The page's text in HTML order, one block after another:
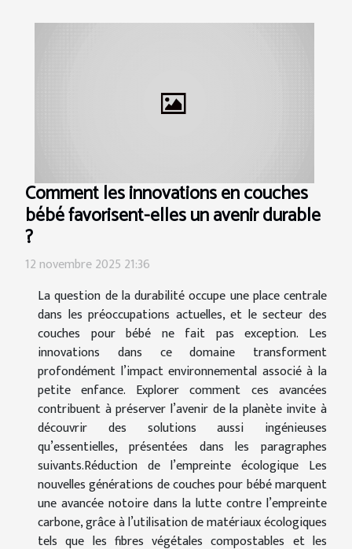
Comment les innovations en couches
bébé favorisent-elles un avenir durable
?
12 novembre 2025 21:36
La question de la durabilité occupe une place centrale
dans les préoccupations actuelles, et le secteur des
couches pour bébé ne fait pas exception. Les
innovations dans ce domaine transforment
profondément l’impact environnemental associé à la
petite enfance. Explorer comment ces avancées
contribuent à préserver l’avenir de la planète invite à
découvrir des solutions aussi ingénieuses
qu’essentielles, présentées dans les paragraphes
suivants.Réduction de l’empreinte écologique Les
nouvelles générations de couches pour bébé marquent
une avancée notoire dans la lutte contre l’empreinte
carbone, grâce à l’utilisation de matériaux écologiques
tels que les fibres végétales compostables et les